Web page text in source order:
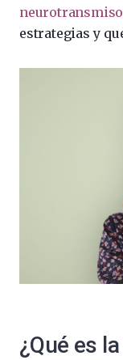
estrategias y
¿Qué es